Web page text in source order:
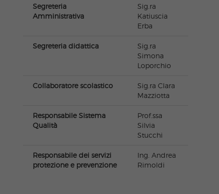
Segreteria
Amministrativa
Sig.ra
Katiuscia
Erba
Segreteria didattica
Sig.ra
Simona
Loporchio
Collaboratore scolastico
Sig.ra Clara
Mazziotta
Responsabile Sistema
Qualità
Prof.ssa
Silvia
Stucchi
Responsabile dei servizi
protezione e prevenzione
Ing. Andrea
Rimoldi